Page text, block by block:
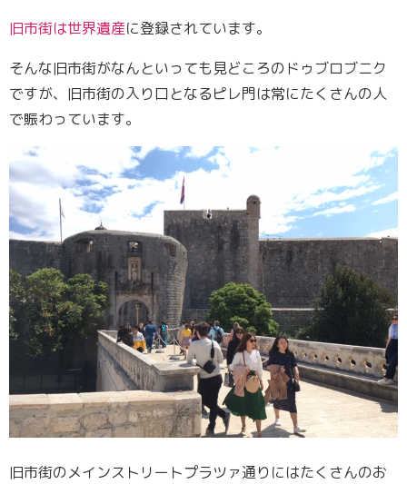
旧市街は世界遺産に登録されています。
そんな旧市街がなんといっても見どころのドゥブロブニク
ですが、旧市街の入り口となるピレ門は常にたくさんの人
で賑わっています。
旧市街のメインストリートプラツァ通りにはたくさんのお